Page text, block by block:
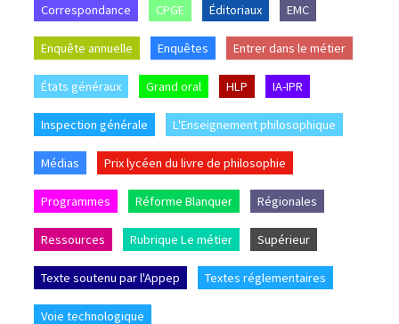
Correspondance CPGE Éditoriaux EMC
Enquête annuelle Enquêtes Entrer dans le métier
États généraux Grand oral HLP IA-IPR
Inspection générale L'Enseignement philosophique
Médias Prix lycéen du livre de philosophie
Programmes Réforme Blanquer Régionales
Ressources Rubrique Le métier Supérieur
Texte soutenu par l'Appep Textes réglementaires
Voie technologique